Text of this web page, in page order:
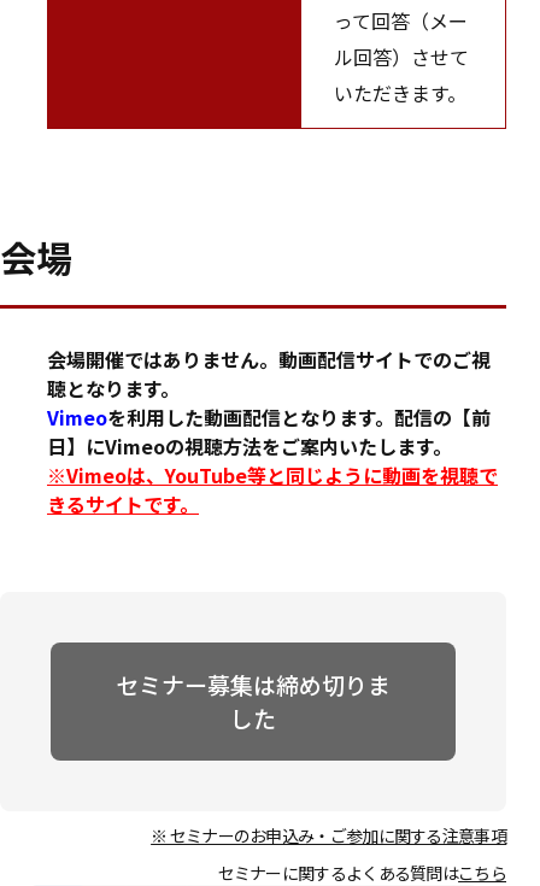
って回答（メー
ル回答）させて
いただきます。
会場
会場開催ではありません。動画配信サイトでのご視
聴となります。
Vimeoを利用した動画配信となります。配信の【前
日】にVimeoの視聴方法をご案内いたします。
※Vimeoは、YouTube等と同じように動画を視聴で
きるサイトです。
セミナー募集は締め切りま
した
※ セミナーのお申込み・ご参加に関する注意事項
セミナーに関するよくある質問はこちら